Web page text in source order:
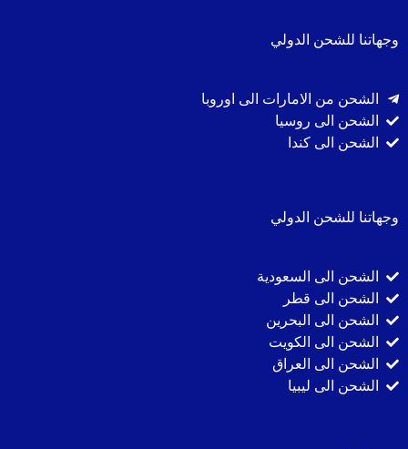
وجهاتنا للشحن الدولي
الشحن من الامارات الى اوروبا
الشحن الى روسيا
الشحن الى كندا
وجهاتنا للشحن الدولي
الشحن الى السعودية
الشحن الى قطر
الشحن الى البحرين
الشحن الى الكويت
الشحن الى العراق
الشحن الى ليبيا